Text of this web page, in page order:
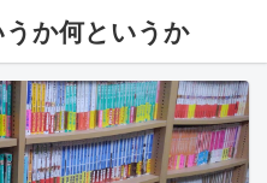
か何というか